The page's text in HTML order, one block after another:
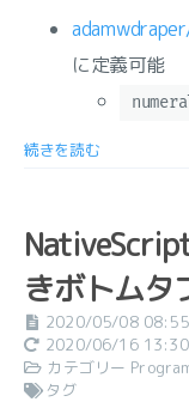
に定義可能
続きを読む
きボトムタ
2020/05/08 08:55
2020/06/16 13:30
カテゴリー
タグ